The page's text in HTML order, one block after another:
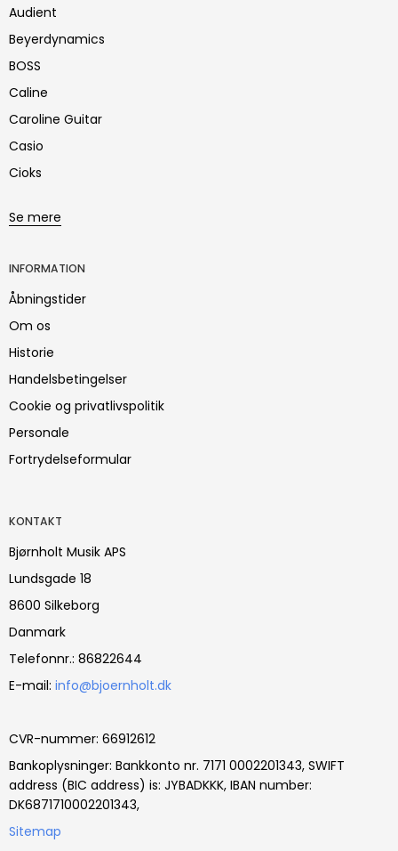
Audient
Beyerdynamics
BOSS
Caline
Caroline Guitar
Casio
Cioks
Se mere
INFORMATION
Åbningstider
Om os
Historie
Handelsbetingelser
Cookie og privatlivspolitik
Personale
Fortrydelseformular
KONTAKT
Bjørnholt Musik APS
Lundsgade 18
8600 Silkeborg
Danmark
Telefonnr.: 86822644
E-mail: info@bjoernholt.dk
CVR-nummer: 66912612
Bankoplysninger: Bankkonto nr. 7171 0002201343, SWIFT
address (BIC address) is: JYBADKKK, IBAN number:
DK6871710002201343,
Sitemap